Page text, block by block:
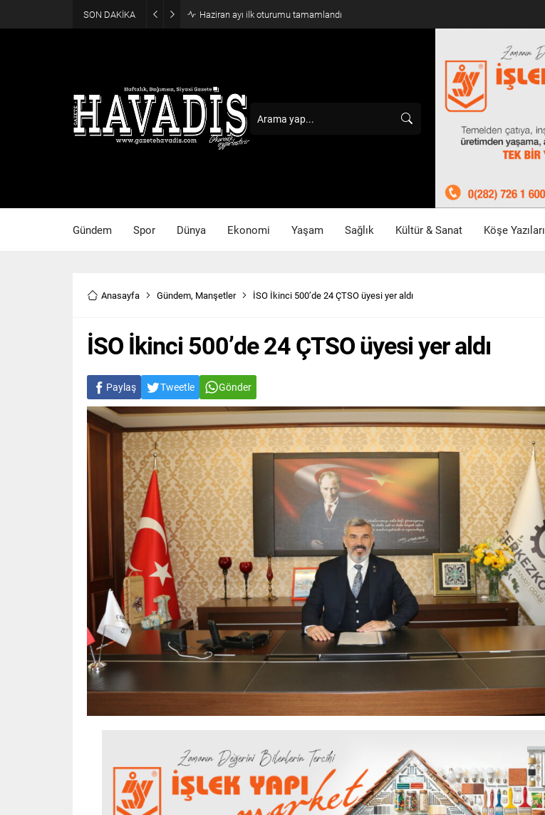
SON DAKİKA Öztrak, Kılıçdaroğlu’nun tepki çeken videosunu paylaştı
Gündem Spor Dünya Ekonomi Yaşam Sağlık Kültür & Sanat Köşe Yazıları
Anasayfa Gündem, Manşetler İSO İkinci 500’de 24 ÇTSO üyesi yer aldı
İSO İkinci 500’de 24 ÇTSO üyesi yer aldı
Paylaş Tweetle Gönder